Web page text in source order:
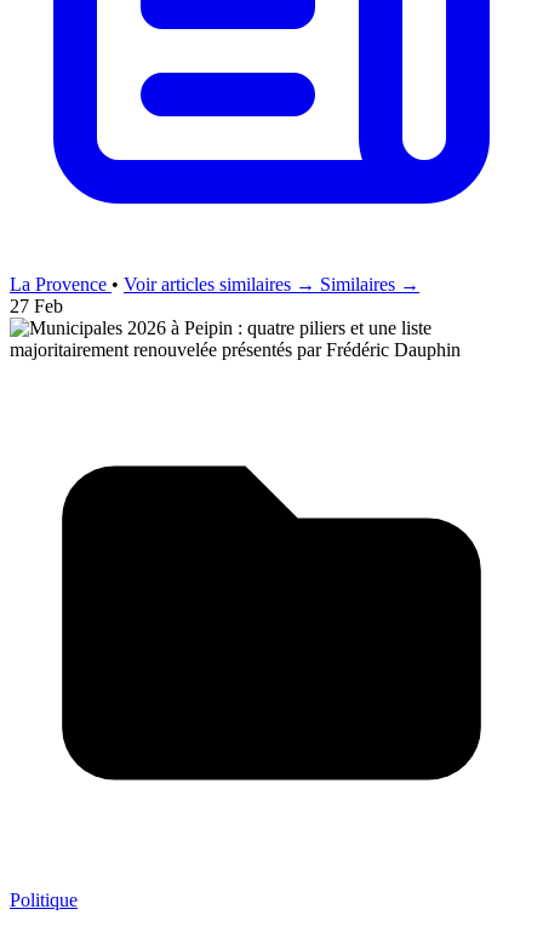
La Provence • Voir articles similaires → Similaires →
27 Feb
Politique